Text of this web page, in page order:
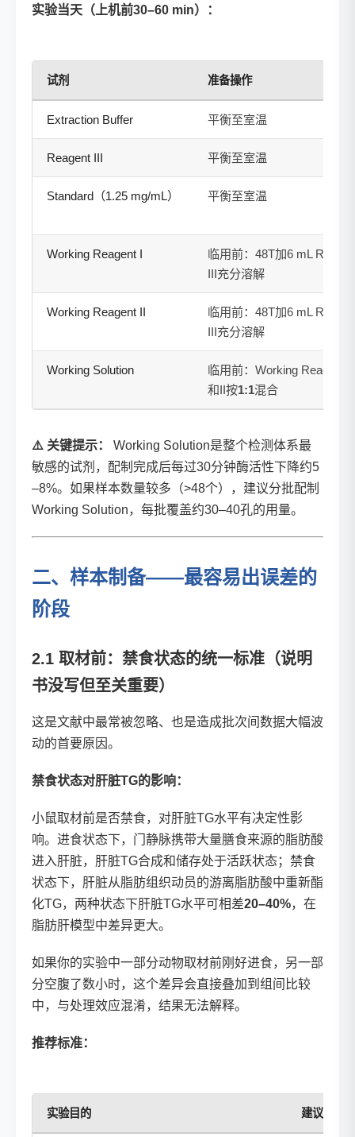
实验当天（上机前30–60 min）：
试剂 准备操作
Extraction Buffer 平衡至室温
Reagent III 平衡至室温
Standard（1.25 mg/mL） 平衡至室温
Working Reagent I
临用前：48T加6 mL
III充分溶解
Working Reagent II
临用前：48T加6 mL
III充分溶解
Working Solution
临用前：Working Reagent I
和II按1:1混合
⚠️ 关键提示：
Working Solution是整个检测体系最
敏感的试剂，配制完成后每过30分钟酶活性下降约5
–8%。如果样本数量较多（>48个），建议分批配制
Working Solution，每批覆盖约30–40孔的用量。
二、样本制备——最容易出误差的
阶段
2.1 取材前：禁食状态的统一标准（说明
书没写但至关重要）
这是文献中最常被忽略、也是造成批次间数据大幅波
动的首要原因。
禁食状态对肝脏TG的影响：
小鼠取材前是否禁食，对肝脏TG水平有决定性影
响。进食状态下，门静脉携带大量膳食来源的脂肪酸
进入肝脏，肝脏TG合成和储存处于活跃状态；禁食
状态下，肝脏从脂肪组织动员的游离脂肪酸中重新酯
化TG，两种状态下肝脏TG水平可相差20–40%，在
脂肪肝模型中差异更大。
如果你的实验中一部分动物取材前刚好进食，另一部
分空腹了数小时，这个差异会直接叠加到组间比较
中，与处理效应混淆，结果无法解释。
推荐标准：
实验目的 建议禁食